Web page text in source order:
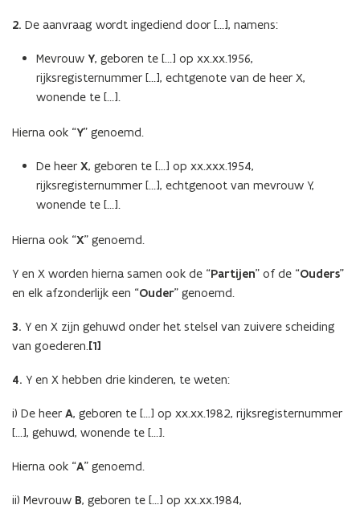
2. De aanvraag wordt ingediend door […], namens:
Mevrouw Y, geboren te […] op xx.xx.1956,
rijksregisternummer […], echtgenote van de heer X,
wonende te […].
Hierna ook “Y” genoemd.
De heer X, geboren te […] op xx.xxx.1954,
rijksregisternummer […], echtgenoot van mevrouw Y,
wonende te […].
Hierna ook “X” genoemd.
Y en X worden hierna samen ook de “Partijen” of de “Ouders”
en elk afzonderlijk een “Ouder” genoemd.
3. Y en X zijn gehuwd onder het stelsel van zuivere scheiding
van goederen.[1]
4. Y en X hebben drie kinderen, te weten:
i) De heer A, geboren te […] op xx.xx.1982, rijksregisternummer
[…], gehuwd, wonende te […].
Hierna ook “A” genoemd.
ii) Mevrouw B, geboren te […] op xx.xx.1984,